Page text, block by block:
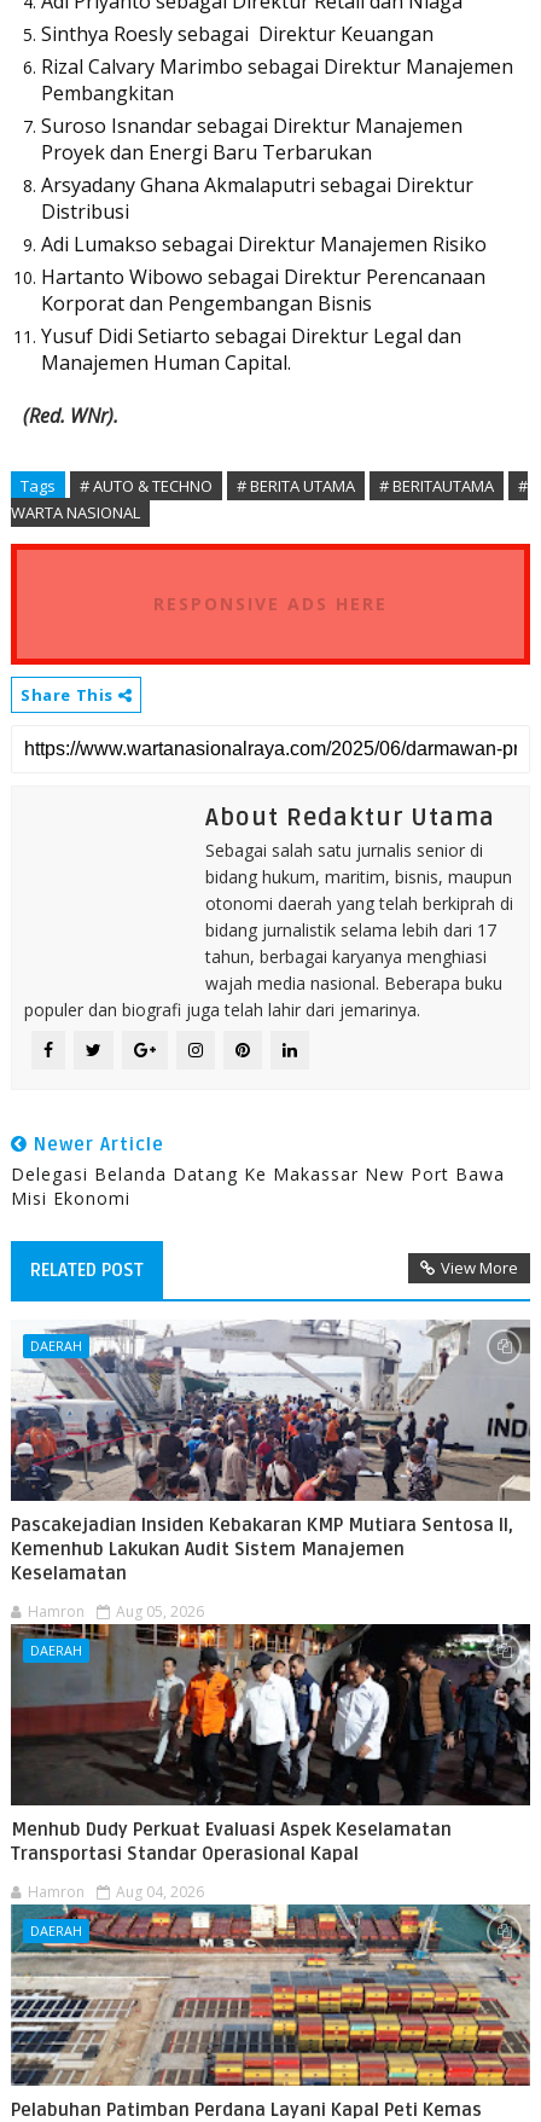
Sinthya Roesly sebagai Direktur Keuangan
Rizal Calvary Marimbo sebagai Direktur Manajemen
Pembangkitan
Suroso Isnandar sebagai Direktur Manajemen
Proyek dan Energi Baru Terbarukan
Arsyadany Ghana Akmalaputri sebagai Direktur
Distribusi
Adi Lumakso sebagai Direktur Manajemen Risiko
Hartanto Wibowo sebagai Direktur Perencanaan
Korporat dan Pengembangan Bisnis
Yusuf Didi Setiarto sebagai Direktur Legal dan
Manajemen Human Capital.
(Red. WNr).
Tags # AUTO & TECHNO # BERITA UTAMA # BERITAUTAMA
#
WARTA NASIONAL
RESPONSIVE ADS HERE
Share This
About Redaktur Utama
Sebagai salah satu jurnalis senior di
bidang hukum, maritim, bisnis, maupun
otonomi daerah yang telah berkiprah di
bidang jurnalistik selama lebih dari 17
tahun, berbagai karyanya menghiasi
wajah media nasional. Beberapa buku
populer dan biografi juga telah lahir dari jemarinya.
Newer Article
Delegasi Belanda Datang Ke Makassar New Port Bawa
Misi Ekonomi
RELATED POST View More
DAERAH
Pascakejadian Insiden Kebakaran KMP Mutiara Sentosa II,
Kemenhub Lakukan Audit Sistem Manajemen
Keselamatan
Hamron Aug 05, 2026
DAERAH
Menhub Dudy Perkuat Evaluasi Aspek Keselamatan
Transportasi Standar Operasional Kapal
Hamron Aug 04, 2026
DAERAH
Pelabuhan Patimban Perdana Layani Kapal Peti Kemas